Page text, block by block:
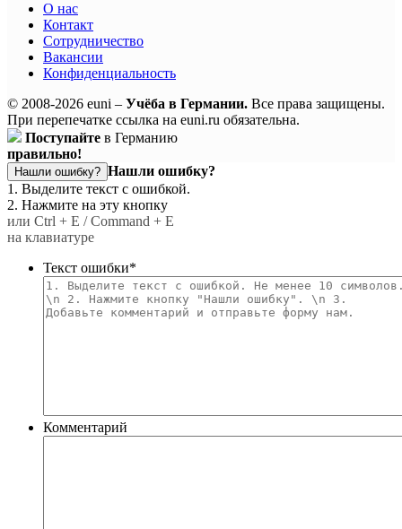
О нас
Контакт
Сотрудничество
Вакансии
Конфиденциальность
© 2008-2026 euni – Учёба в Германии. Все права защищены.
При перепечатке ссылка на euni.ru обязательна.
Поступайте в Германию
правильно!
Нашли ошибку? Нашли ошибку?
1. Выделите текст с ошибкой.
2. Нажмите на эту кнопку
или Ctrl + E / Command + E
на клавиатуре
Текст ошибки*
Комментарий